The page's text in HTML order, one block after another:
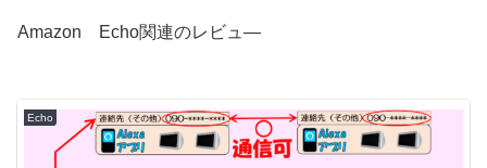
Amazon Echo関連のレビュ―
Echo